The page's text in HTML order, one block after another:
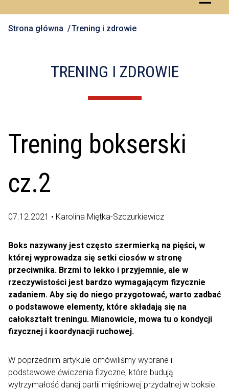
Strona główna Trening i zdrowie
TRENING I ZDROWIE
Trening bokserski
cz.2
07.12.2021 • Karolina Miętka-Szczurkiewicz
Boks nazywany jest często szermierką na pięści, w
której wyprowadza się setki ciosów w stronę
przeciwnika. Brzmi to lekko i przyjemnie, ale w
rzeczywistości jest bardzo wymagającym fizycznie
zadaniem. Aby się do niego przygotować, warto zadbać
o podstawowe elementy, które składają się na
całokształt treningu. Mianowicie, mowa tu o kondycji
fizycznej i koordynacji ruchowej.
W poprzednim artykule omówiliśmy wybrane i
podstawowe ćwiczenia fizyczne, które budują
wytrzymałość danej partii mięśniowej przydatnej w boksie.